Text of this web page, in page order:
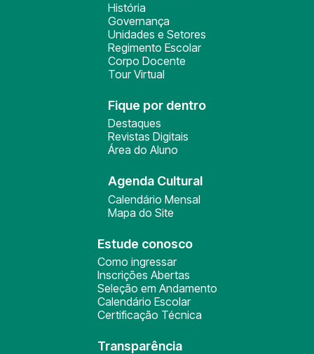
História
Governança
Unidades e Setores
Regimento Escolar
Corpo Docente
Tour Virtual
Fique por dentro
Destaques
Revistas Digitais
Área do Aluno
Agenda Cultural
Calendário Mensal
Mapa do Site
Estude conosco
Como ingressar
Inscrições Abertas
Seleção em Andamento
Calendário Escolar
Certificação Técnica
Transparência